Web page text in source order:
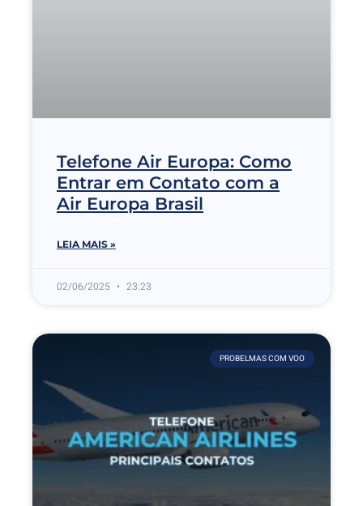
Telefone Air Europa: Como
Entrar em Contato com a
Air Europa Brasil
LEIA MAIS »
02/06/2025 23:23
PROBELMAS COM VOO